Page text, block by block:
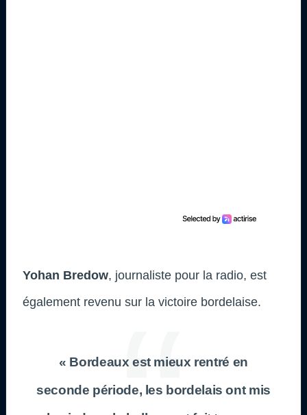
Yohan Bredow, journaliste pour la radio, est
également revenu sur la victoire bordelaise.
« Bordeaux est mieux rentré en
seconde période, les bordelais ont mis